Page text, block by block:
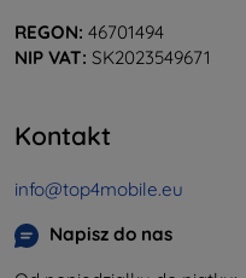
REGON: 46701494
NIP VAT: SK2023549671
Kontakt
info@top4mobile.eu
Napisz do nas